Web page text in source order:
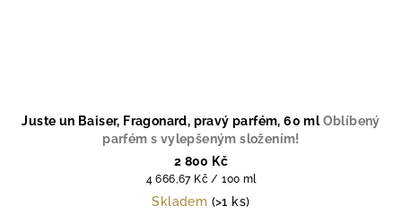
Juste un Baiser, Fragonard, pravý parfém, 60 mlOblíbený
parfém s vylepšeným složením!
2 800 Kč
Měrná
cena:
4 666,67 Kč / 100 ml
Skladem (>1 ks)